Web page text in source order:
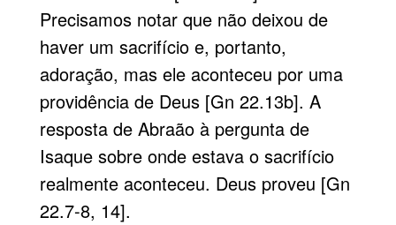
Precisamos notar que não deixou de
haver um sacrifício e, portanto,
adoração, mas ele aconteceu por uma
providência de Deus [Gn 22.13b]. A
resposta de Abraão à pergunta de
Isaque sobre onde estava o sacrifício
realmente aconteceu. Deus proveu [Gn
22.7-8, 14].